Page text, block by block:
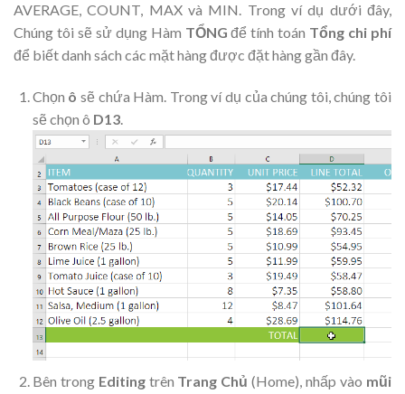
AVERAGE, COUNT, MAX và MIN. Trong ví dụ dưới đây,
Chúng tôi sẽ sử dụng Hàm TỔNG để tính toán Tổng chi phí
để biết danh sách các mặt hàng được đặt hàng gần đây.
Chọn ô sẽ chứa Hàm. Trong ví dụ của chúng tôi, chúng tôi
sẽ chọn ô D13.
Bên trong Editingtrên Trang Chủ (Home), nhấp vào mũi